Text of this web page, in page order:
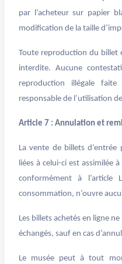
par l’acheteur sur papier
modification de la taille
Toute reproduction du billet
interdite. Aucune
reproduction illégale
responsable de l’utilisation
Article 7 : Annulation et
La vente de billets
liées à celui-ci est assimilée
conformément à
consommation, n’ouvre
Les billets achetés en ligne
échangés, sauf en cas
Le musée peut à tout